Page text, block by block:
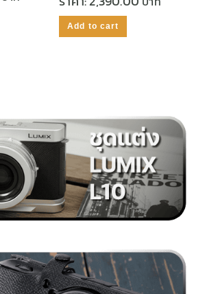
Add to cart